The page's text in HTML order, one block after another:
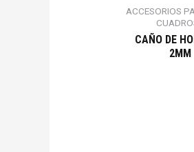
ACCESORIOS
CAÑO DE
2MM